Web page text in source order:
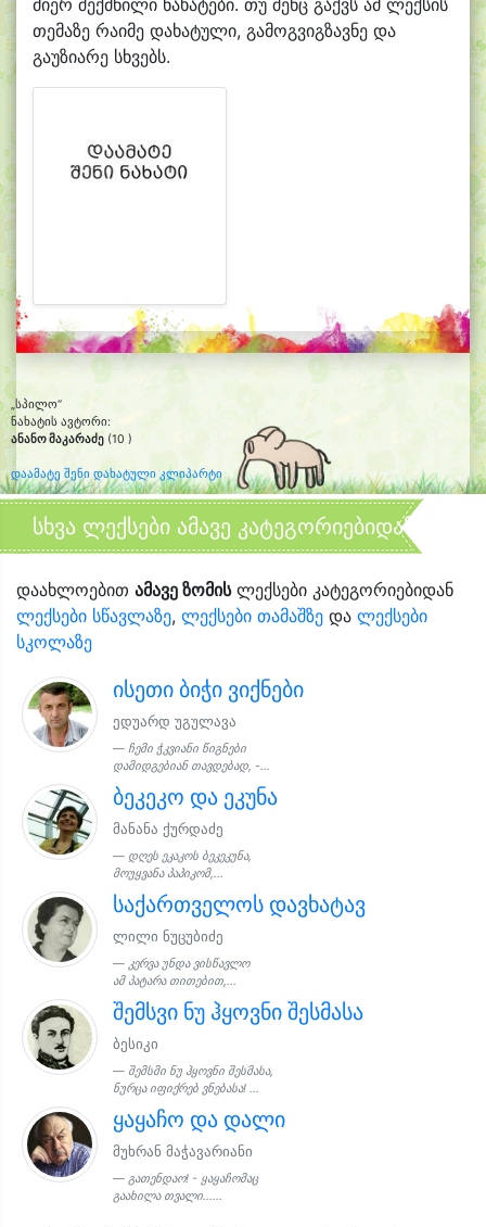
თემაზე რაიმე დახატული, გამოგვიგზავნე და
გაუზიარე სხვებს.
„სპილო“
ნახატის ავტორი:
ანანო მაკარაძე (10 )
დაამატე შენი დახატული კლიპარტი
სხვა ლექსები ამავე კატეგორიებიდან
დაახლოებით ამავე ზომისლექსები კატეგორიებიდან
ლექსები სწავლაზე, ლექსები თამაშზე და ლექსები
სკოლაზე
ისეთი ბიჭი ვიქნები
ედუარდ უგულავა
ჩემი ჭკვიანი წიგნები
დამიდგებიან თავდებად, -...
ბეკეკო და ეკუნა
მანანა ქურდაძე
დღეს ეკაკოს ბეკეკუნა,
მოუყვანა პაპიკომ,...
საქართველოს დავხატავ
ლილი ნუცუბიძე
კერვა უნდა ვისწავლო
ამ პატარა თითებით,...
შემსვი ნუ ჰყოვნი შესმასა
ბესიკი
შემსმი ნუ ჰყოვნი შესმასა,
ნურცა იფიქრებ ვნებასა! ...
ყაყაჩო და დალი
მუხრან მაჭავარიანი
გათენდაო! - ყაყაჩომაც
გაახილა თვალი......